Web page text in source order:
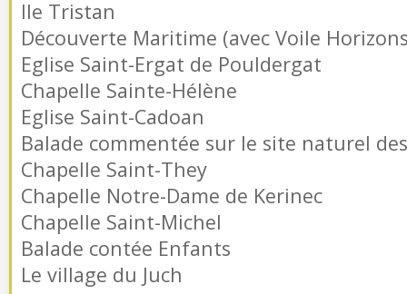
Ile Tristan
Découverte Maritime (avec Voile
Eglise Saint-Ergat de Pouldergat
Chapelle Sainte-Hélène
Eglise Saint-Cadoan
Balade commentée sur le site naturel
Chapelle Saint-They
Chapelle Notre-Dame de Kerinec
Chapelle Saint-Michel
Balade contée Enfants
Le village du Juch